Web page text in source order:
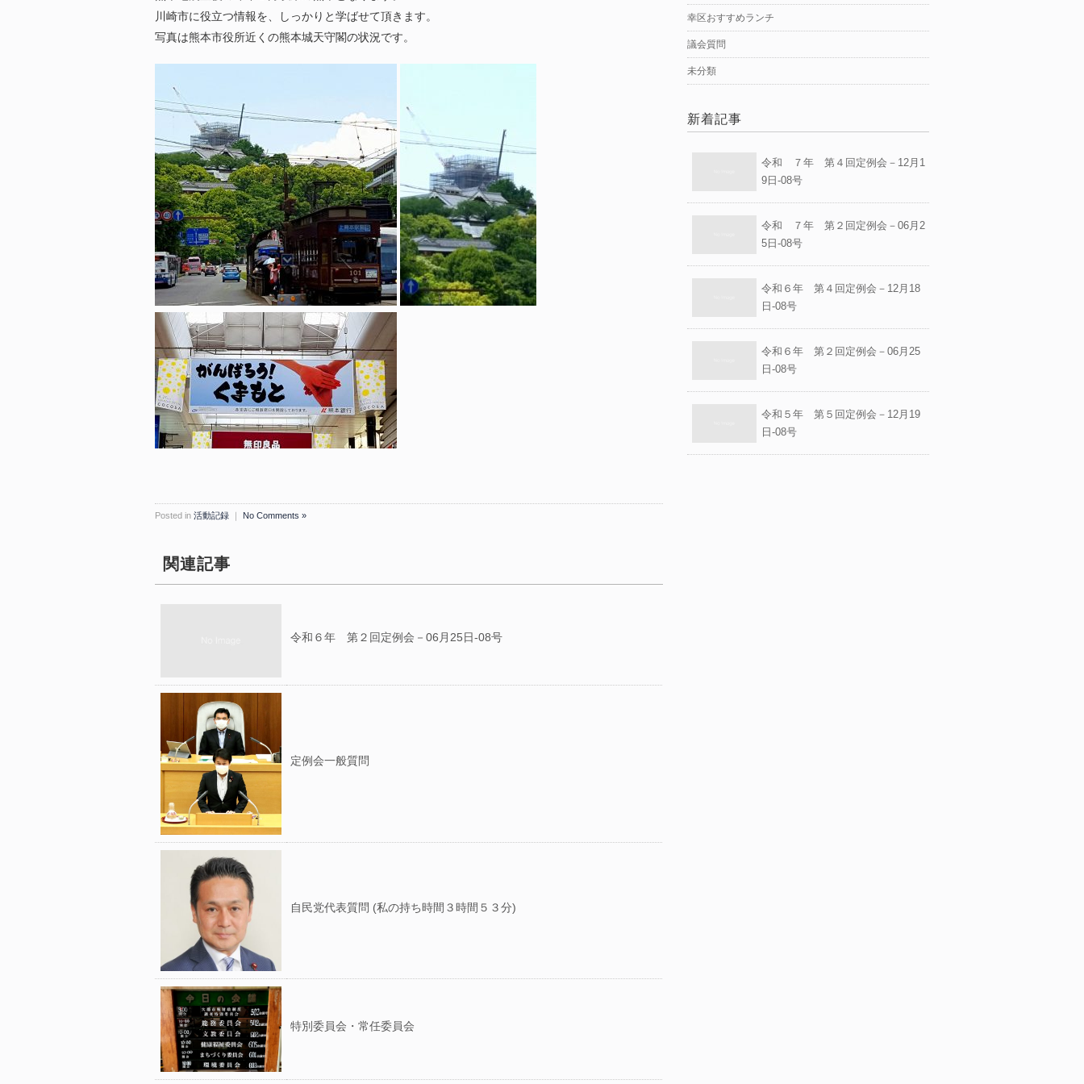
川崎市に役立つ情報を、しっかりと学ばせて頂きます。
写真は熊本市役所近くの熊本城天守閣の状況です。
Posted in 活動記録 ｜ No Comments »
関連記事
令和６年 第２回定例会－06月25日-08号
定例会一般質問
自民党代表質問 (私の持ち時間３時間５３分)
特別委員会・常任委員会
幸区おすすめランチ
議会質問
未分類
新着記事
令和 ７年 第４回定例会－12月1
9日-08号
令和 ７年 第２回定例会－06月2
5日-08号
令和６年 第４回定例会－12月18
日-08号
令和６年 第２回定例会－06月25
日-08号
令和５年 第５回定例会－12月19
日-08号